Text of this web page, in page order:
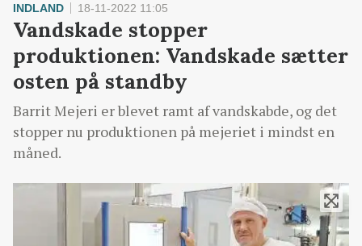
INDLAND 18-11-2022 11:05
Vandskade stopper
produktionen: Vandskade sætter
osten på standby
Barrit Mejeri er blevet ramt af vandskabde, og det
stopper nu produktionen på mejeriet i mindst en
måned.